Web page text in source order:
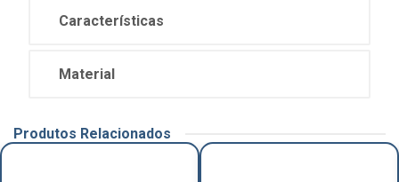
Características
Material
Produtos Relacionados